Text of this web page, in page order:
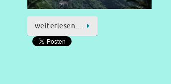
weiterlesen…